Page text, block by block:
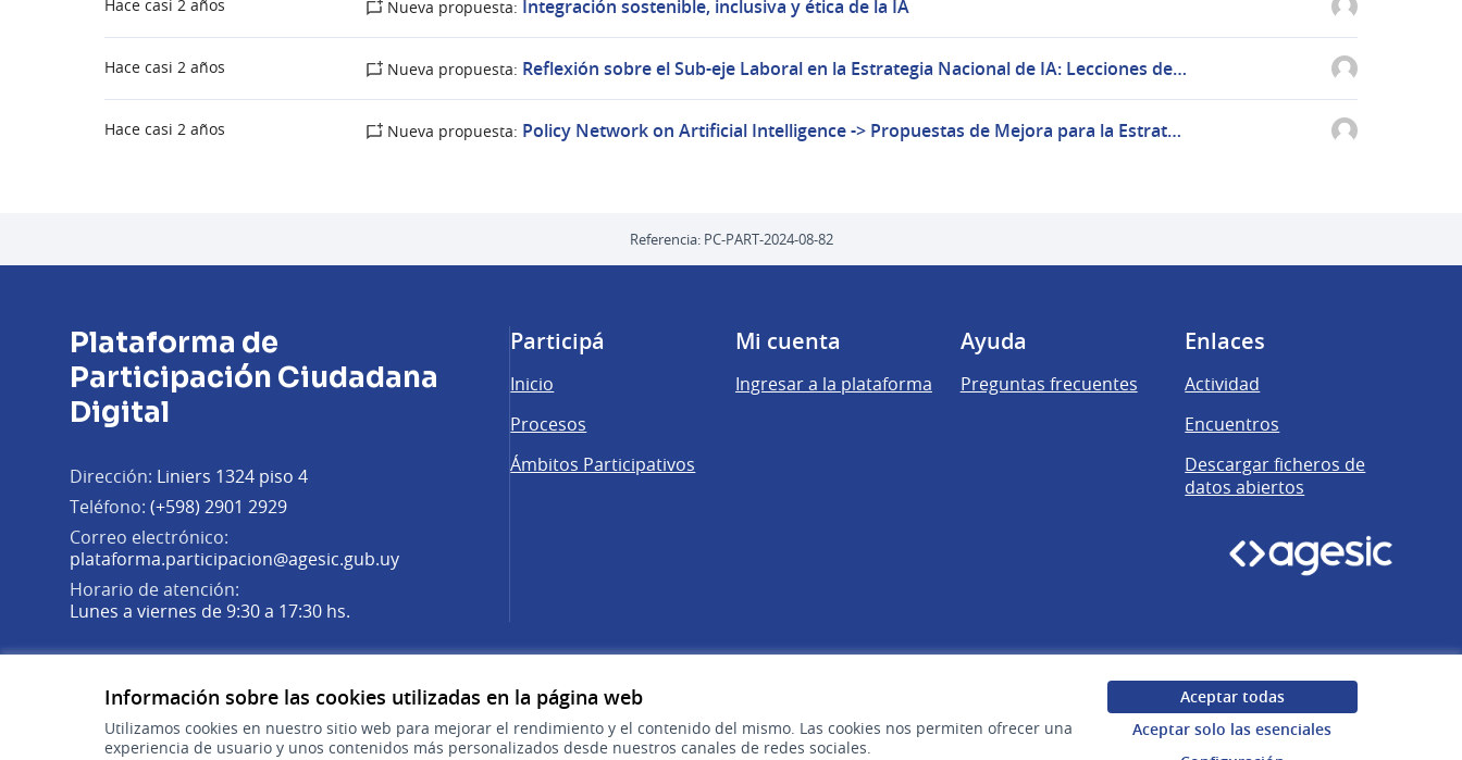
Información sobre las cookies utilizadas en la página web
Utilizamos cookies en nuestro sitio web para mejorar el rendimiento y el contenido del mismo. Las cookies nos permiten ofrecer una
experiencia de usuario y unos contenidos más personalizados desde nuestros canales de redes sociales.
Aceptar todas
Aceptar solo las esenciales
Hace casi 2 años Nueva propuesta: Integración sostenible, inclusiva y ética de la IA
Hace casi 2 años Nueva propuesta: Reflexión sobre el Sub-eje Laboral en la Estrategia Nacional de IA: Lecciones de…
Hace casi 2 años Nueva propuesta: Policy Network on Artificial Intelligence -> Propuestas de Mejora para la Estrat…
Referencia: PC-PART-2024-08-82
Plataforma de
Participación Ciudadana
Digital
Dirección: Liniers 1324 piso 4
Teléfono: (+598) 2901 2929
Correo electrónico:
plataforma.participacion@agesic.gub.uy(Abrir en una pestaña nueva)
Horario de atención:
Lunes a viernes de 9:30 a 17:30 hs.
(Enlace externo)
(Enlace externo)
(Enlace externo)
Participá
Inicio
Procesos
Ámbitos Participativos
Mi cuenta
Ingresar a la plataforma
Ayuda
Preguntas frecuentes
Enlaces
Actividad
Encuentros
Descargar ficheros de
datos abiertos